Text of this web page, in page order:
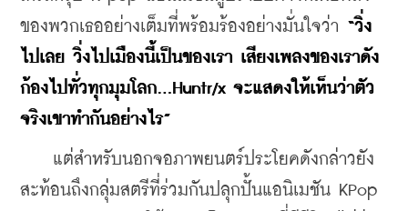
ของพวกเธออย่างเต็มที่พร้อมร้องอย่างมั่นใจว่า “วิ่ง
ไปเลย วิ่งไปเมืองนี้เป็นของเรา เสียงเพลงของเราดัง
ก้องไปทั่วทุกมุมโลก...Huntr/x จะแสดงให้เห็นว่าตัว
จริงเขาทำกันอย่างไร”
แต่สำหรับนอกจอภาพยนตร์ประโยคดังกล่าวยัง
สะท้อนถึงกลุ่มสตรีที่ร่วมกันปลุกปั้นแอนิเมชัน KPop